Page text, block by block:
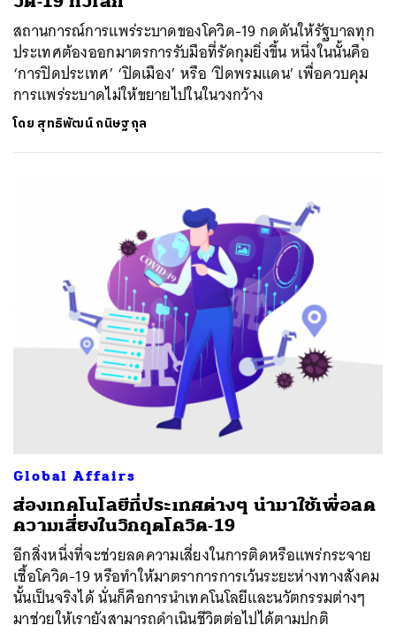
สถานการณ์การแพร่ระบาดของโควิด-19 กดดันให้รัฐบาลทุก
ประเทศต้องออกมาตรการรับมือที่รัดกุมยิ่งขึ้น หนึ่งในนั้นคือ
‘การปิดประเทศ’ ‘ปิดเมือง’ หรือ ‘ปิดพรมแดน’ เพื่อควบคุม
การแพร่ระบาดไม่ให้ขยายไปในในวงกว้าง
โดย สุทธิพัฒน์ กนิษฐกุล
Global Affairs
ส่องเทคโนโลยีที่ประเทศต่างๆ นำมาใช้เพื่อลด
ความเสี่ยงในวิกฤตโควิด-19
อีกสิ่งหนึ่งที่จะช่วยลดความเสี่ยงในการติดหรือแพร่กระจาย
เชื้อโควิด-19 หรือทำให้มาตราการการเว้นระยะห่างทางสังคม
นั้นเป็นจริงได้ นั่นก็คือการนำเทคโนโลยีและนวัตกรรมต่างๆ
มาช่วยให้เรายังสามารถดำเนินชีวิตต่อไปได้ตามปกติ